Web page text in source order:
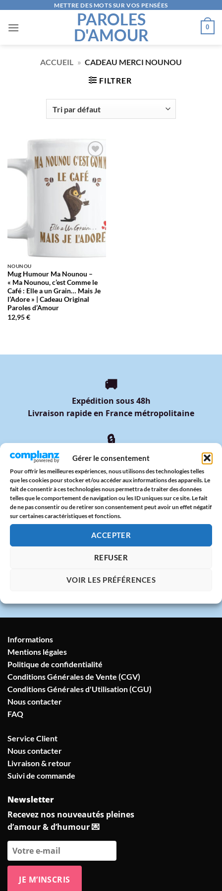
Gérer le consentement
Pour offrir les meilleures expériences, nous utilisons des technologies telles
que les cookies pour stocker et/ou accéder aux informations des appareils. Le
fait de consentir à ces technologies nous permettra de traiter des données
telles que le comportement de navigation ou les ID uniques sur ce site. Le fait
de ne pas consentir ou de retirer son consentement peut avoir un effet négatif
sur certaines caractéristiques et fonctions.
ACCEPTER
REFUSER
VOIR LES PRÉFÉRENCES
contenu
METTRE DES MOTS SUR VOS PENSÉES
PAROLES
D'AMOUR
0
ACCUEIL » CADEAU MERCI NOUNOU
FILTRER
AJOUTER
À LA
LISTE
D’ENVIES
NOUNOU
Mug Humour Ma Nounou –
« Ma Nounou, c’est Comme le
Café : Elle a un Grain… Mais Je
l’Adore » | Cadeau Original
Paroles d’Amour
12,95€
🚚
Expédition sous 48h
Livraison rapide en France métropolitaine
🔒
Paiement sécurisé
CB & PayPal sur serveur protégé
🇫🇷
Atelier en France
Imprimé avec amour dans notre atelier à
Marseille
💬
Service client humain
Informations
Mentions légales
Politique de confidentialité
Conditions Générales de Vente (CGV)
Conditions Générales d'Utilisation (CGU)
Nous contacter
FAQ
Service Client
Nous contacter
Livraison & retour
Suivi de commande
Newsletter
Recevez nos nouveautés pleines
d’amour & d’humour 💌